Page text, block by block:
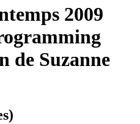
2009
de Suzanne